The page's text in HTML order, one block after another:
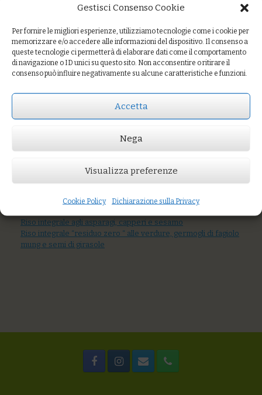
Gestisci Consenso Cookie
Per fornire le migliori esperienze, utilizziamo tecnologie come i cookie per
memorizzare e/o accedere alle informazioni del dispositivo. Il consenso a
queste tecnologie ci permetterà di elaborare dati come il comportamento
di navigazione o ID unici su questo sito. Non acconsentire o ritirare il
consenso può influire negativamente su alcune caratteristiche e funzioni.
Accetta
Nega
Visualizza preferenze
Cookie Policy Dichiarazione sulla Privacy
Prezzo:€12,00
AGGIUNGI AL CARRELLO
Penne di grani antichi con acciughe nostrane, pomodoro
Riso integrale agli asparagi, capperi e sesamo
Riso integrale “residuo zero “ alle verdure, germogli di fagiolo
mung e semi di girasole
Mix di cereali con
stagione e semi
tostati
Gnocchi con
crema di cime di
pecorino